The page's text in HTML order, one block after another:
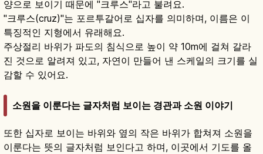
양으로 보이기 때문에 "크루스"라고 불려요.
"크루스(cruz)"는 포르투갈어로 십자를 의미하며, 이름은 이
특징적인 지형에서 유래해요.
주상절리 바위가 파도의 침식으로 높이 약 10m에 걸쳐 갈라
진 것으로 알려져 있고, 자연이 만들어 낸 스케일의 크기를 실
감할 수 있어요.
소원을 이룬다는 글자처럼 보이는 경관과 소원 이야기
또한 십자로 보이는 바위와 옆의 작은 바위가 합쳐져 소원을
이룬다는 뜻의 글자처럼 보인다고 하며, 이곳에서 기도를 올